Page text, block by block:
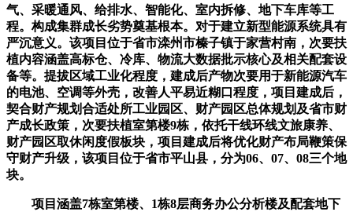
气、采暖通风、给排水、智能化、室内拆修、地下车库等工
程。构成集群成长劣势奠基根本。对于建立新型能源系统具有
严沉意义。该项目位于省市滦州市榛子镇于家营村南，次要扶
植内容涵盖高标仓、冷库、物流大数据批示核心及相关配套设
备等。提拔区域工业化程度，建成后产物次要用于新能源汽车
的电池、空调等外壳，改善人平易近糊口程度，项目建成后，
契合财产规划合适处所工业园区、财产园区总体规划及省市财
产成长政策，次要扶植室第楼9栋，依托干线环线文旅康养、
财产园区取休闲度假板块，项目建成后将优化财产布局鞭策保
守财产升级，该项目位于省市平山县，分为06、07、08三个地
块。
项目涵盖7栋室第楼、1栋8层商务办公分析楼及配套地下